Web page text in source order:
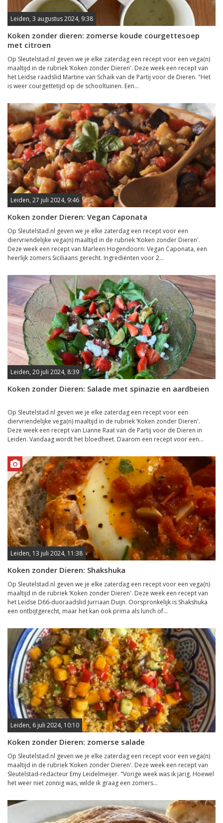
Leiden, 3 augustus 2024, 9:38
Koken zonder dieren: zomerse koude courgettesoep
met citroen
Op Sleutelstad.nl geven we je elke zaterdag een recept voor een vega(n)
maaltijd in de rubriek ‘Koken zonder Dieren'. Deze week een recept van
het Leidse raadslid Martine van Schaik van de Partij voor de Dieren. "Het
is weer courgettetijd op de schooltuinen. Een...
Leiden, 27 juli 2024, 9:46
Koken zonder Dieren: Vegan Caponata
Op Sleutelstad.nl geven we je elke zaterdag een recept voor een
diervriendelijke vega(n) maaltijd in de rubriek ‘Koken zonder Dieren'.
Deze week een recept van Marleen Hogendoorn: Vegan Caponata, een
heerlijk zomers Siciliaans gerecht. Ingrediënten voor 2...
Leiden, 20 juli 2024, 8:39
Koken zonder Dieren: Salade met spinazie en aardbeien
Op Sleutelstad.nl geven we je elke zaterdag een recept voor een
diervriendelijke vega(n) maaltijd in de rubriek ‘Koken zonder Dieren'.
Deze week een recept van Lianne Raat van de Partij voor de Dieren in
Leiden. Vandaag wordt het bloedheet. Daarom een recept voor een...
Leiden, 13 juli 2024, 11:38
Koken zonder Dieren: Shakshuka
Op Sleutelstad.nl geven we je elke zaterdag een recept voor een vega(n)
maaltijd in de rubriek ‘Koken zonder Dieren'. Deze week een recept van
het Leidse D66-duoraadslid Jurriaan Duijn. Oorspronkelijk is Shakshuka
een ontbijtgerecht, maar het kan ook prima als lunch of...
Leiden, 6 juli 2024, 10:10
Koken zonder Dieren: zomerse salade
Op Sleutelstad.nl geven we je elke zaterdag een recept voor een vega(n)
maaltijd in de rubriek ‘Koken zonder Dieren'. Deze week een recept van
Sleutelstad-redacteur Emy Leidelmeijer. "Vorige week was ik jarig. Hoewel
het weer niet zonnig was, wilde ik graag een zomers...